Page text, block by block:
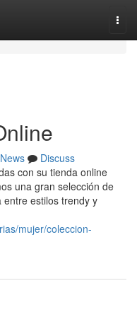
News
Discuss
con su tienda online
una gran selección de
estilos trendy y
mujer/coleccion-